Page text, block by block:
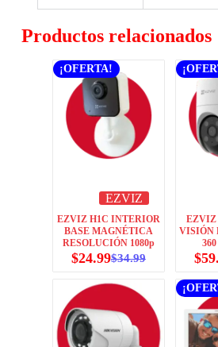
Productos relacionados
¡OFERTA!
EZVIZ
EZVIZ H1C INTERIOR
BASE MAGNÉTICA
RESOLUCIÓN 1080p
$34.99
$24.99
EZVIZ
VISIÓN
$